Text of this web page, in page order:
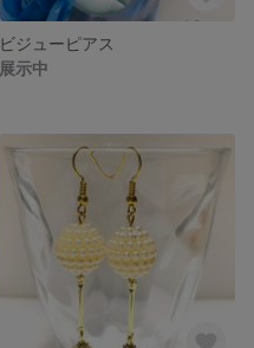
ビジューピアス
展示中